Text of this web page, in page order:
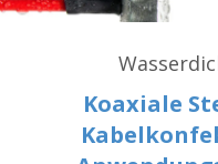
Koaxiale